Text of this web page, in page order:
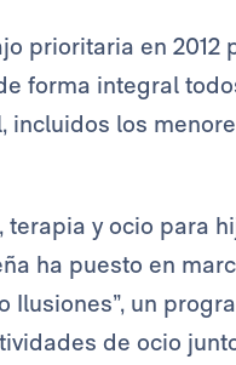
prioritaria en 2012
forma integral
incluidos los
y ocio para
ha puesto en
Ilusiones”, un
de ocio